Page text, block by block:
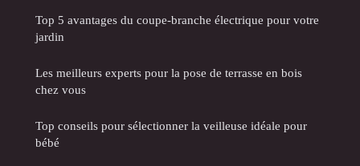
Top 5 avantages du coupe-branche électrique pour votre
jardin
Les meilleurs experts pour la pose de terrasse en bois
chez vous
Top conseils pour sélectionner la veilleuse idéale pour
bébé